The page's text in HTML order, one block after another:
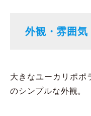
外観・雰囲気
大きなユーカリポポ
のシンプルな外観。